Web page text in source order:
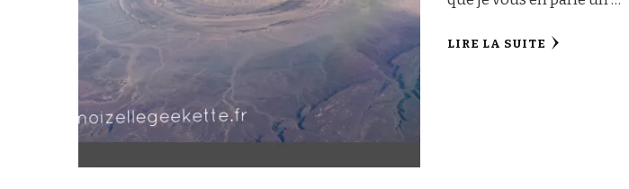
LIRE LA SUITE